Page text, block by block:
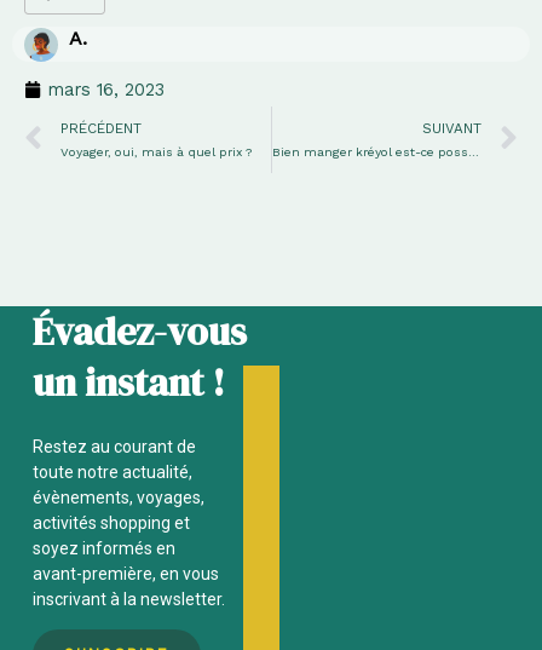
A.
mars 16, 2023
Précédent
PRÉCÉDENT
Voyager, oui, mais à quel prix ?
SUIVANT
Évadez-vous
un instant !
Restez au courant de
toute notre actualité,
évènements, voyages,
activités shopping et
soyez informés en
avant-première, en vous
inscrivant à la newsletter.